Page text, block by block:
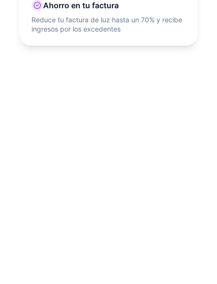
Ahorro en tu factura
Reduce tu factura de luz hasta un 70% y recibe
ingresos por los excedentes